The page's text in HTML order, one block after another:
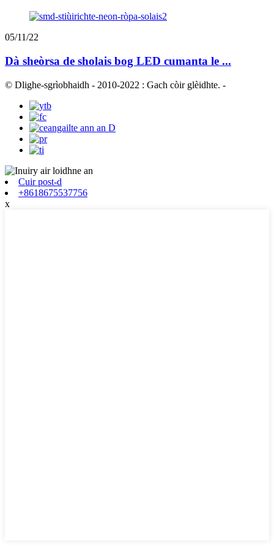
05/11/22
Dà sheòrsa de sholais bog LED cumanta le ...
© Dlighe-sgrìobhaidh - 2010-2022 : Gach còir glèidhte. -
Cuir post-d
+8618675537756
x